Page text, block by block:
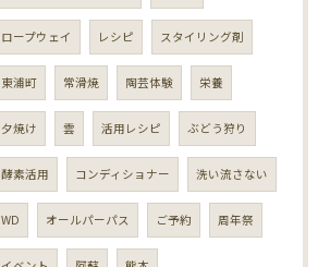
ロープウェイ レシピ スタイリング剤
東浦町 常滑焼 陶芸体験 栄養
夕焼け 雲 活用レシピ ぶどう狩り
酵素活用 コンディショナー 洗い流さない
WD オールパーパス ご予約 周年祭